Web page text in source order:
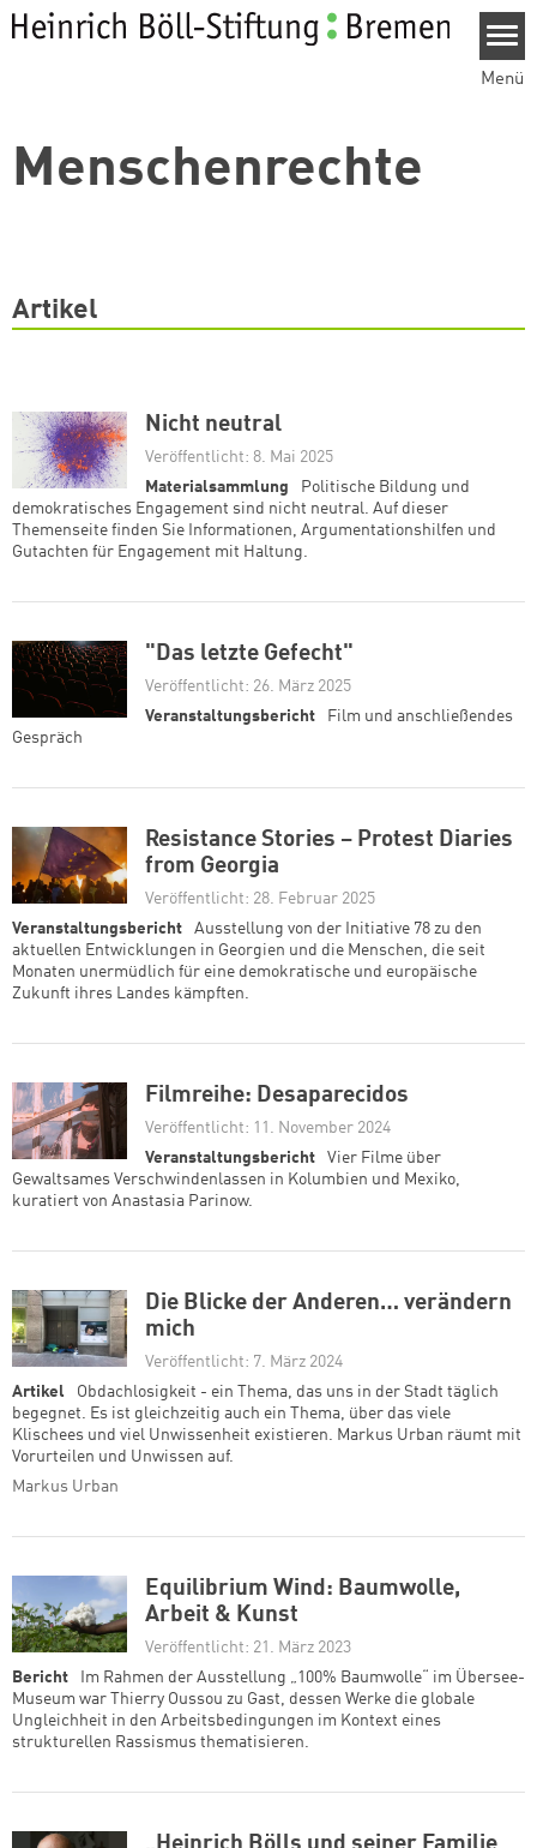
Direkt zum Inhalt
Menü
Menschenrechte
Artikel
Nicht neutral
Veröffentlicht: 8. Mai 2025
Materialsammlung
Politische Bildung und
demokratisches Engagement sind nicht neutral. Auf dieser
Themenseite finden Sie Informationen, Argumentationshilfen und
Gutachten für Engagement mit Haltung.
"Das letzte Gefecht"
Veröffentlicht: 26. März 2025
Veranstaltungsbericht
Film und anschließendes
Gespräch
Resistance Stories – Protest Diaries
from Georgia
Veröffentlicht: 28. Februar 2025
Veranstaltungsbericht
Ausstellung von der Initiative 78 zu den
aktuellen Entwicklungen in Georgien und die Menschen, die seit
Monaten unermüdlich für eine demokratische und europäische
Zukunft ihres Landes kämpften.
Filmreihe: Desaparecidos
Veröffentlicht: 11. November 2024
Veranstaltungsbericht
Vier Filme über
Gewaltsames Verschwindenlassen in Kolumbien und Mexiko,
kuratiert von Anastasia Parinow.
Die Blicke der Anderen… verändern
mich
Veröffentlicht: 7. März 2024
Artikel
Obdachlosigkeit - ein Thema, das uns in der Stadt täglich
begegnet. Es ist gleichzeitig auch ein Thema, über das viele
Klischees und viel Unwissenheit existieren. Markus Urban räumt mit
Vorurteilen und Unwissen auf.
Markus Urban
Equilibrium Wind: Baumwolle,
Arbeit & Kunst
Veröffentlicht: 21. März 2023
Bericht
Im Rahmen der Ausstellung „100% Baumwolle“ im Übersee-
Museum war Thierry Oussou zu Gast, dessen Werke die globale
Ungleichheit in den Arbeitsbedingungen im Kontext eines
strukturellen Rassismus thematisieren.